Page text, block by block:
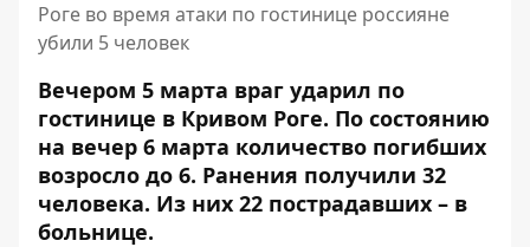
Роге во время атаки по гостинице россияне
убили 5 человек
Вечером 5 марта враг ударил по
гостинице в Кривом Роге. По состоянию
на вечер 6 марта количество погибших
возросло до 6. Ранения получили 32
человека. Из них 22 пострадавших – в
больнице.